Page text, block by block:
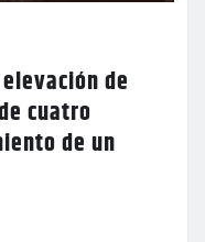
de
cuatro
de un